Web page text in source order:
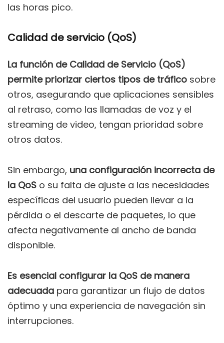
las horas pico.
Calidad de servicio (QoS)
La función de Calidad de Servicio (QoS)
permite priorizar ciertos tipos de tráfico sobre
otros, asegurando que aplicaciones sensibles
al retraso, como las llamadas de voz y el
streaming de video, tengan prioridad sobre
otros datos.
Sin embargo, una configuración incorrecta de
la QoS o su falta de ajuste a las necesidades
específicas del usuario pueden llevar a la
pérdida o el descarte de paquetes, lo que
afecta negativamente al ancho de banda
disponible.
Es esencial configurar la QoS de manera
adecuada para garantizar un flujo de datos
óptimo y una experiencia de navegación sin
interrupciones.